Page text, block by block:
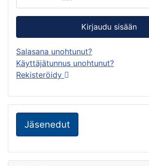
Kirjaudu sisään
Salasana unohtunut?
Käyttäjätunnus unohtunut?
Rekisteröidy
Jäsenedut